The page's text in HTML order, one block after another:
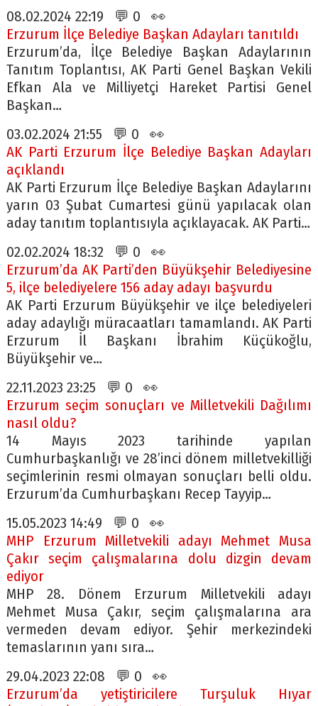
08.02.2024 22:19 💬 0 👀
Erzurum İlçe Belediye Başkan Adayları tanıtıldı
Erzurum’da, İlçe Belediye Başkan Adaylarının
Tanıtım Toplantısı, AK Parti Genel Başkan Vekili
Efkan Ala ve Milliyetçi Hareket Partisi Genel
Başkan…
03.02.2024 21:55 💬 0 👀
AK Parti Erzurum İlçe Belediye Başkan Adayları
açıklandı
AK Parti Erzurum İlçe Belediye Başkan Adaylarını
yarın 03 Şubat Cumartesi günü yapılacak olan
aday tanıtım toplantısıyla açıklayacak. AK Parti…
02.02.2024 18:32 💬 0 👀
Erzurum’da AK Parti’den Büyükşehir Belediyesine
5, ilçe belediyelere 156 aday adayı başvurdu
AK Parti Erzurum Büyükşehir ve ilçe belediyeleri
aday adaylığı müracaatları tamamlandı. AK Parti
Erzurum İl Başkanı İbrahim Küçükoğlu,
Büyükşehir ve…
22.11.2023 23:25 💬 0 👀
Erzurum seçim sonuçları ve Milletvekili Dağılımı
nasıl oldu?
14 Mayıs 2023 tarihinde yapılan
Cumhurbaşkanlığı ve 28’inci dönem milletvekilliği
seçimlerinin resmi olmayan sonuçları belli oldu.
Erzurum’da Cumhurbaşkanı Recep Tayyip…
15.05.2023 14:49 💬 0 👀
MHP Erzurum Milletvekili adayı Mehmet Musa
Çakır seçim çalışmalarına dolu dizgin devam
ediyor
MHP 28. Dönem Erzurum Milletvekili adayı
Mehmet Musa Çakır, seçim çalışmalarına ara
vermeden devam ediyor. Şehir merkezindeki
temaslarının yanı sıra…
29.04.2023 22:08 💬 0 👀
Erzurum’da yetiştiricilere Turşuluk Hıyar